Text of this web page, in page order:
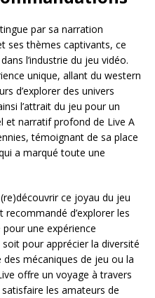
par sa narration
ses thèmes captivants, ce
l’industrie du jeu vidéo.
unique, allant du western
d’explorer des univers
l’attrait du jeu pour un
et narratif profond de Live A
témoignant de sa place
a marqué toute une
ce joyau du jeu
d’explorer les
une expérience
pour apprécier la diversité
mécaniques de jeu ou la
offre un voyage à travers
les amateurs de